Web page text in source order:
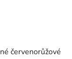
červenorůžové